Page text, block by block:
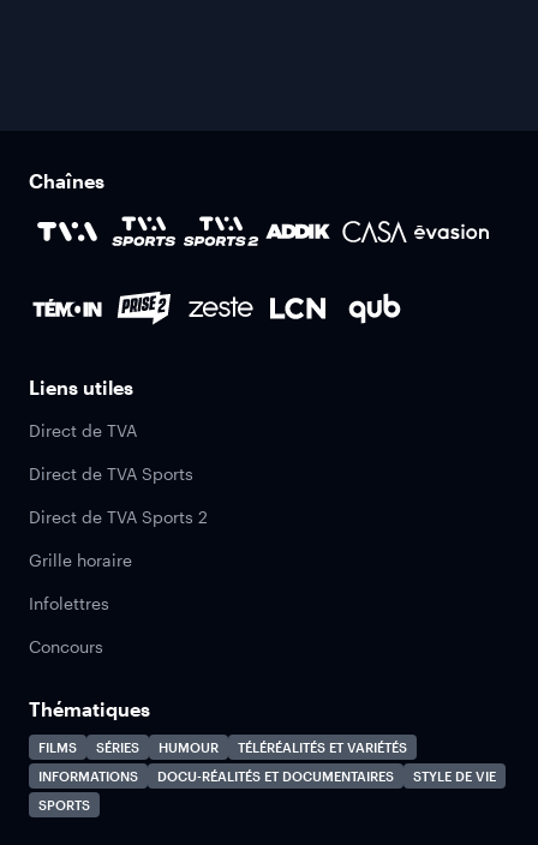
Chaînes
Liens utiles
Direct de TVA
Direct de TVA Sports
Direct de TVA Sports 2
Grille horaire
Infolettres
Concours
Thématiques
FILMS SÉRIES HUMOUR
TÉLÉRÉALITÉS ET VARIÉTÉS
INFORMATIONS
DOCU-RÉALITÉS ET DOCUMENTAIRES
STYLE DE VIE
SPORTS